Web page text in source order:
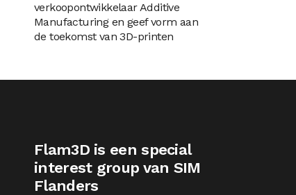
verkoopontwikkelaar Additive
Manufacturing en geef vorm aan
de toekomst van 3D-printen
Flam3D is een special
interest group van SIM
Flanders